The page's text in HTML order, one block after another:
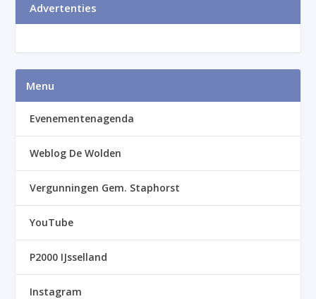
Advertenties
Menu
Evenementenagenda
Weblog De Wolden
Vergunningen Gem. Staphorst
YouTube
P2000 IJsselland
Instagram